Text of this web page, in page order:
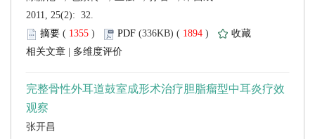
2011, 25(2): 32.
(
) 1894 )